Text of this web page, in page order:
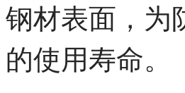
钢材表面，为
的使用寿命。